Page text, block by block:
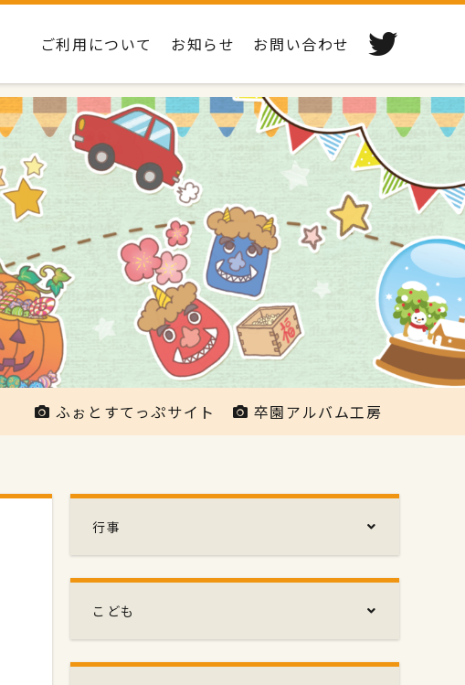
ご利用について お知らせ お問い合わせ
ふぉとすてっぷサイト 卒園アルバム工房
行事
こども